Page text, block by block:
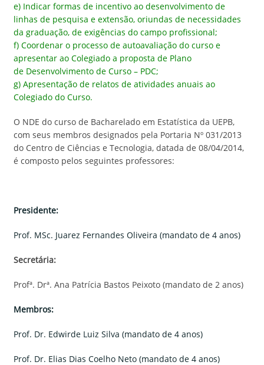
e) Indicar formas de incentivo ao desenvolvimento de
linhas de pesquisa e extensão, oriundas de necessidades
da graduação, de exigências do campo profissional;
f) Coordenar o processo de autoavaliação do curso e
apresentar ao Colegiado a proposta de Plano
de Desenvolvimento de Curso – PDC;
g) Apresentação de relatos de atividades anuais ao
Colegiado do Curso.
O NDE do curso de Bacharelado em Estatística da UEPB,
com seus membros designados pela Portaria Nº 031/2013
do Centro de Ciências e Tecnologia, datada de 08/04/2014,
é composto pelos seguintes professores:
Presidente:
Prof. MSc. Juarez Fernandes Oliveira (mandato de 4 anos)
Secretária:
Profª. Drª. Ana Patrícia Bastos Peixoto (mandato de 2 anos)
Membros:
Prof. Dr. Edwirde Luiz Silva (mandato de 4 anos)
Prof. Dr. Elias Dias Coelho Neto (mandato de 4 anos)